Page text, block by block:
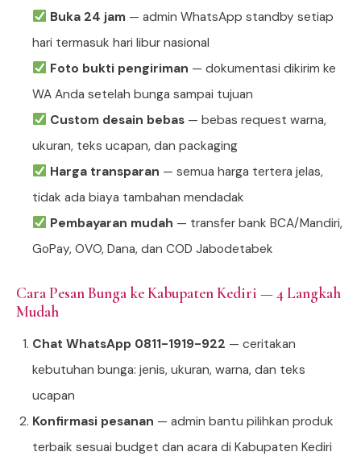
Buka 24 jam— admin WhatsApp standby setiap
hari termasuk hari libur nasional
Foto bukti pengiriman — dokumentasi dikirim ke
WA Anda setelah bunga sampai tujuan
Custom desain bebas— bebas request warna,
ukuran, teks ucapan, dan packaging
Harga transparan — semua harga tertera jelas,
tidak ada biaya tambahan mendadak
Pembayaran mudah — transfer bank BCA/Mandiri,
GoPay, OVO, Dana, dan COD Jabodetabek
Cara Pesan Bunga ke Kabupaten Kediri — 4 Langkah
Mudah
Chat WhatsApp 0811-1919-922 — ceritakan
kebutuhan bunga: jenis, ukuran, warna, dan teks
ucapan
Konfirmasi pesanan — admin bantu pilihkan produk
terbaik sesuai budget dan acara di Kabupaten Kediri